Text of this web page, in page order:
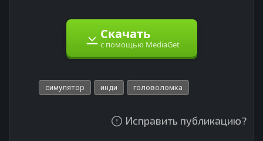
Скачать
с помощью MediaGet
симулятор инди головоломка
Исправить публикацию?